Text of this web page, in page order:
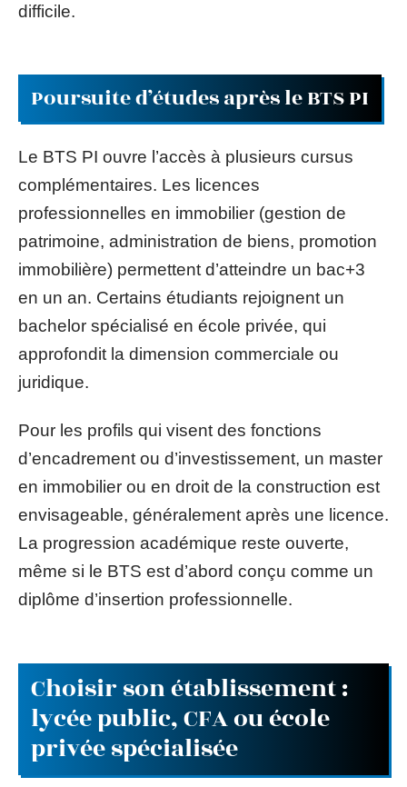
difficile.
Poursuite d’études après le BTS PI
Le BTS PI ouvre l’accès à plusieurs cursus
complémentaires. Les licences
professionnelles en immobilier (gestion de
patrimoine, administration de biens, promotion
immobilière) permettent d’atteindre un bac+3
en un an. Certains étudiants rejoignent un
bachelor spécialisé en école privée, qui
approfondit la dimension commerciale ou
juridique.
Pour les profils qui visent des fonctions
d’encadrement ou d’investissement, un master
en immobilier ou en droit de la construction est
envisageable, généralement après une licence.
La progression académique reste ouverte,
même si le BTS est d’abord conçu comme un
diplôme d’insertion professionnelle.
Choisir son établissement :
lycée public, CFA ou école
privée spécialisée